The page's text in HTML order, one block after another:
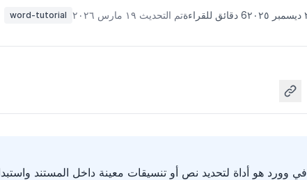
6 دقائق للقراءة تم التحديث ١٩ مارس ٢٠٢٦ word-tutorial
وورد هو أداة لتحديد نص أو تنسيقات معينة داخل المستند